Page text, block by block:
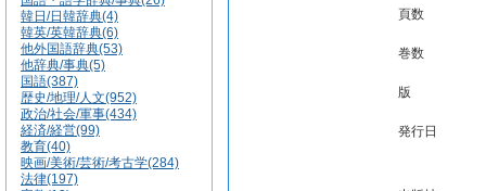
韓日/日韓辞典(4)
韓英/英韓辞典(6)
他外国語辞典(53)
他辞典/事典(5)
国語(387)
歴史/地理/人文(952)
政治/社会/軍事(434)
経済/経営(99)
教育(40)
映画/美術/芸術/考古学(284)
法律(197)
頁数
巻数
版
発行日